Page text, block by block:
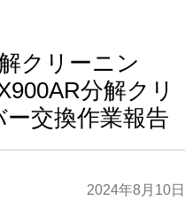
クリーニン
分解クリ
交換作業報告
2024年8月10日